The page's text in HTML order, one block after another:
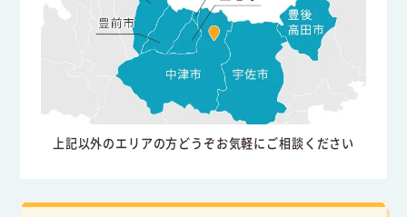
上記以外のエリアの方どうぞお気軽にご相談ください